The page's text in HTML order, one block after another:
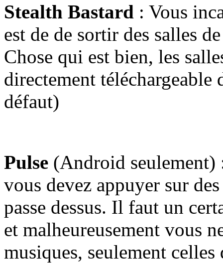
Stealth Bastard : Vous
est de de sortir des salles
Chose qui est bien, les
directement
défaut)
Pulse (Android
vous devez appuyer sur
passe dessus. Il faut un
et malheureusement vous
musiques, seulement celles